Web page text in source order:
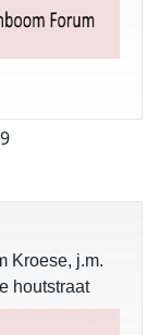
Kroese, j.m.
houtstraat